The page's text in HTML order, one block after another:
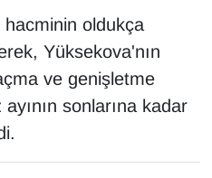
oldukça
Yüksekova'nın
ve genişletme
sonlarına kadar